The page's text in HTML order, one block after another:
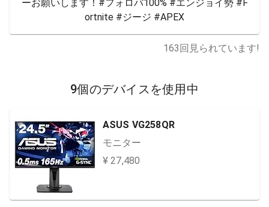
ーお願いします！#フォロバ100% #エンジョイ勢 #F
ortnite #ジージ #APEX
163回見られています!
9個のデバイスを使用中
ASUS VG258QR
モニター
¥ 27,480